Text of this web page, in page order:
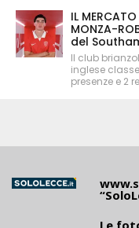
IL
MONZA-
del
Il club
inglese
presenze e 2
Le